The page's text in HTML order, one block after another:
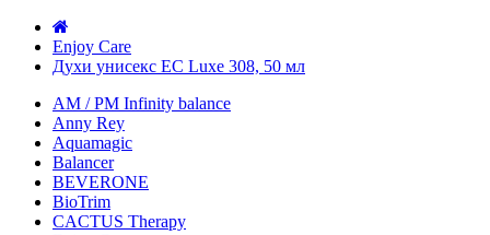
Enjoy Care
Духи унисекс EC Luxe 308, 50 мл
AM / PM Infinity balance
Anny Rey
Aquamagic
Balancer
BEVERONE
BioTrim
CACTUS Therapy